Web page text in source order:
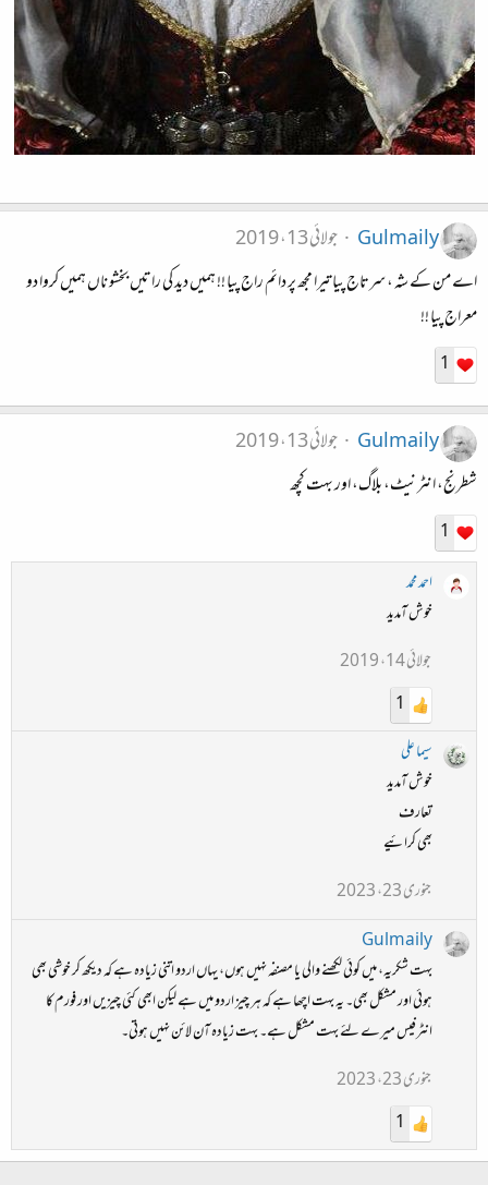
Gulmaily
جولائی 13، 2019
اے من کے شہ ، سرتاج پیا تیرا مجھ پر دائم راج پیا !! ہمیں دید کی راتیں بخشو ناں ہمیں کروا دو
معراج پیا !!
1
Gulmaily
جولائی 13، 2019
شطرنج، انٹرنیٹ، بلاگ، اور بہت کچھ
1
احمد محمد
خوش آمدید
جولائی 14، 2019
1
سیما علی
خوش آمدید
تعارف
بھی کرائیے
جنوری 23، 2023
Gulmaily
بہت شکریہ، میں کوئی لکھنے والی یا مصنفہ نہیں ہوں، یہاں اردو اتنی زیادہ ہے کہ دیکھ کر خوشی بھی
ہوئی اور مشکل بھی۔ یہ بہت اچھا ہے کہ ہر چیز اردو میں ہے لیکن ابھی کئی چیزیں اور فورم کا
انٹرفیس میرے لئے بہت مشکل ہے۔ بہت زیادہ آن لائن نہیں ہوتی۔
جنوری 23، 2023
1